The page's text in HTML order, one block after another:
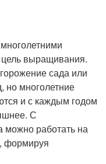
выращивания.
сада или
но многолетние
и с каждым годом
С
можно работать на
формируя